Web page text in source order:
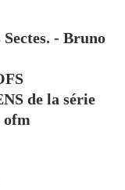
- Bruno
de la série
ofm